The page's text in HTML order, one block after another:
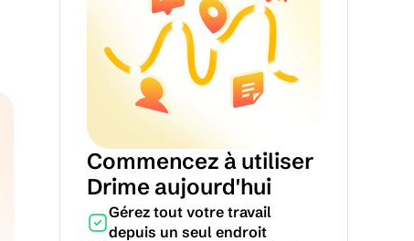
Commencez à utiliser
Drime aujourd'hui
Gérez tout votre travail
depuis un seul endroit